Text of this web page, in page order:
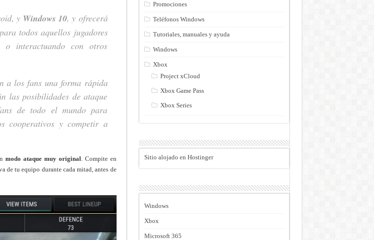
y Windows 10, y ofrecerá
todos aquellos jugadores
interactuando con otros
a los fans una forma rápida
las posibilidades de ataque
de todo el mundo para
cooperativos y competir a
modo ataque muy original . Compite en
de tu equipo durante cada mitad, antes de
Promociones
Teléfonos Windows
Tutoriales, manuales y ayuda
Windows
Xbox
Project xCloud
Xbox Game Pass
Xbox Series
Sitio alojado en Hostinger
Windows
Xbox
Microsoft 365